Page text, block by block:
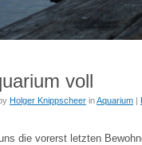
voll
Holger Knippscheer inAquarium |
die vorerst letzten